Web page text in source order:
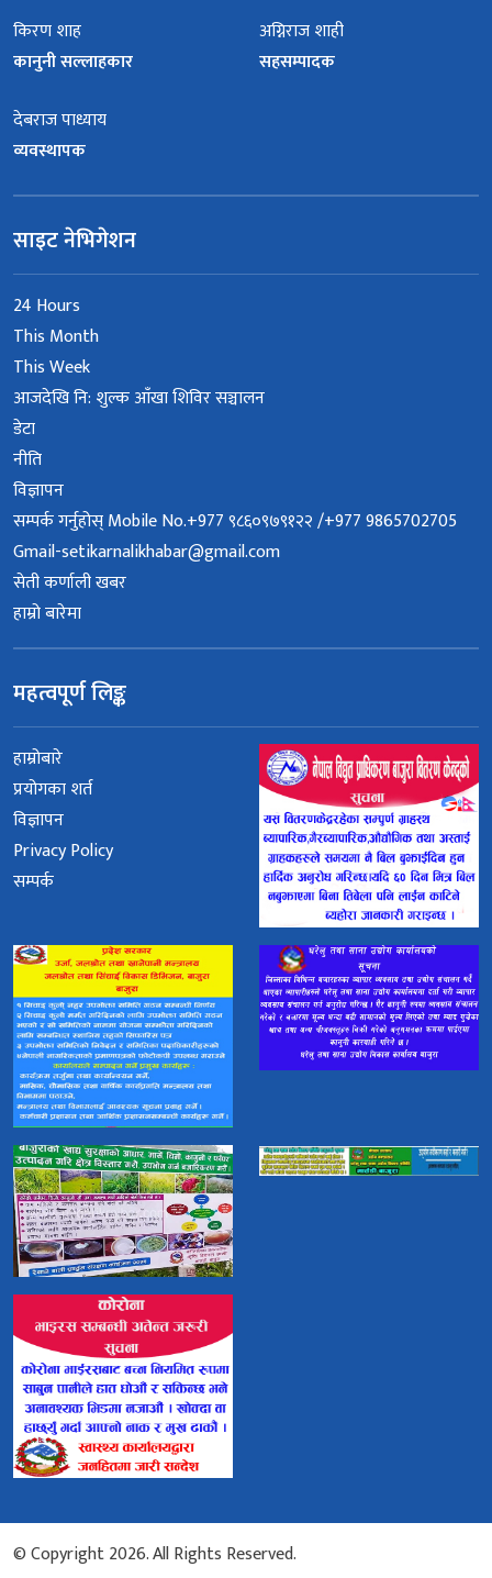
किरण शाह
कानुनी सल्लाहकार
अग्निराज शाही
सहसम्पादक
देबराज पाध्याय
व्यवस्थापक
साइट नेभिगेशन
24 Hours
This Month
This Week
आजदेखि नि: शुल्क आँखा शिविर सञ्चालन
डेटा
नीति
विज्ञापन
सम्पर्क गर्नुहोस् Mobile No.+977 ९८६०९७९१२२ /+977 9865702705
Gmail-setikarnalikhabar@gmail.com
सेती कर्णाली खबर
हाम्रो बारेमा
महत्वपूर्ण लिङ्क
हाम्रोबारे
प्रयोगका शर्त
विज्ञापन
Privacy Policy
सम्पर्क
© Copyright 2026. All Rights Reserved.